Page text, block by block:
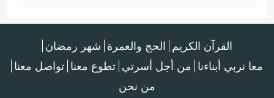
القرآن الكريم الحج والعمرة شهر رمضان
معا نربي أبناءنا من أجل أسرتي تطوع معنا تواصل معنا
من نحن